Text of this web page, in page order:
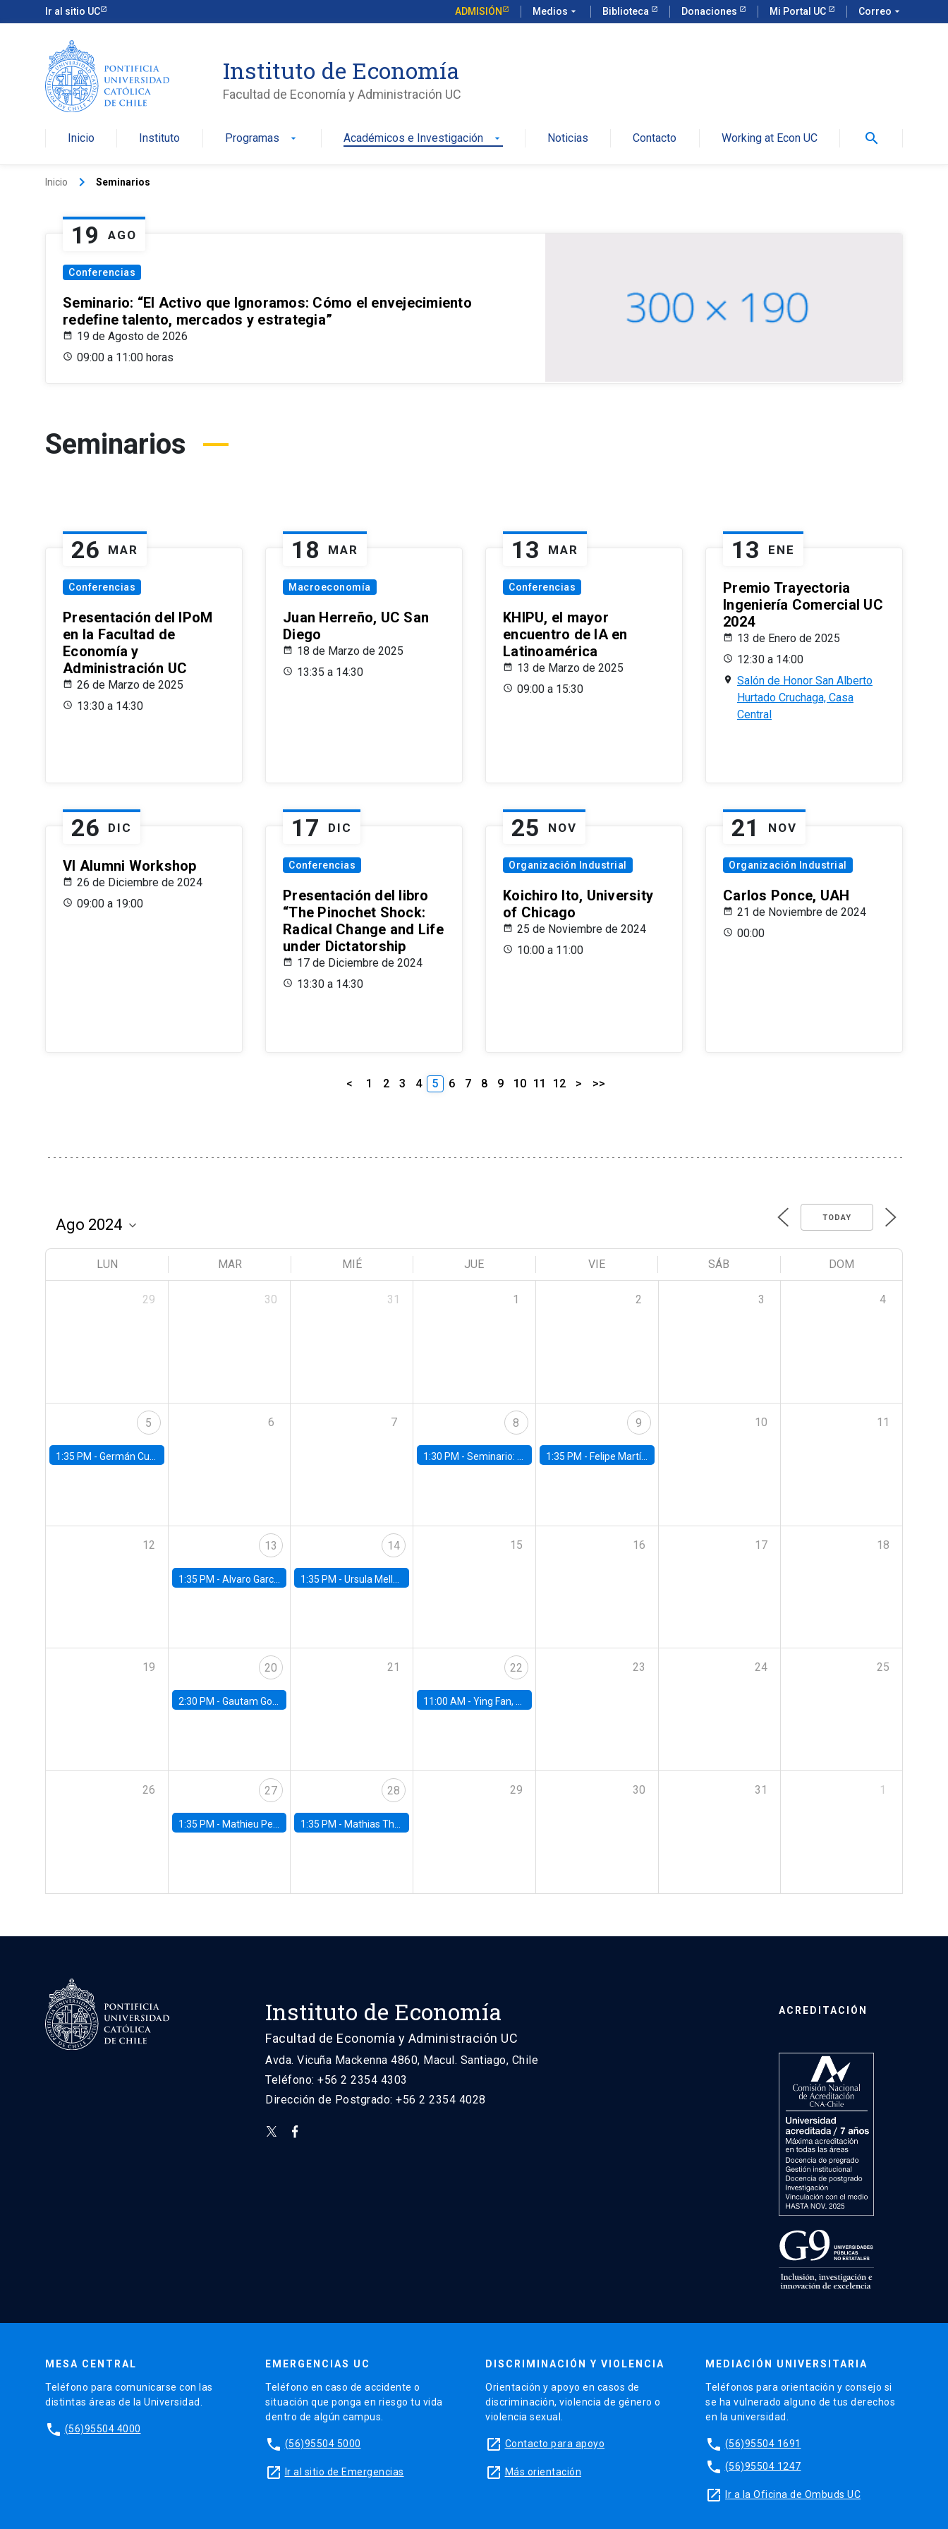
Ir al sitio UC ADMISIÓN Medios arrow_drop_down Biblioteca Donaciones Mi Portal UC Correo arrow_drop_down
Instituto de Economía
Facultad de Economía y Administración UC
Inicio Instituto Programas arrow_drop_down Académicos e Investigación arrow_drop_down Noticias Contacto Working at Econ UC search
Inicio keyboard_arrow_right Seminarios
19 AGO
Conferencias
Seminario: “El Activo que Ignoramos: Cómo el envejecimiento
redefine talento, mercados y estrategia”
19 de Agosto de 2026
09:00 a 11:00 horas
Seminarios
26 MAR
Conferencias
Presentación del IPoM
en la Facultad de
Economía y
Administración UC
26 de Marzo de 2025
13:30 a 14:30
18 MAR
Macroeconomía
Juan Herreño, UC San
Diego
18 de Marzo de 2025
13:35 a 14:30
13 MAR
Conferencias
KHIPU, el mayor
encuentro de IA en
Latinoamérica
13 de Marzo de 2025
09:00 a 15:30
13 ENE
Premio Trayectoria
Ingeniería Comercial UC
2024
13 de Enero de 2025
12:30 a 14:00
Salón de Honor San Alberto
Hurtado Cruchaga, Casa
Central
26 DIC
VI Alumni Workshop
26 de Diciembre de 2024
09:00 a 19:00
17 DIC
Conferencias
Presentación del libro
“The Pinochet Shock:
Radical Change and Life
under Dictatorship
17 de Diciembre de 2024
13:30 a 14:30
25 NOV
Organización Industrial
Koichiro Ito, University
of Chicago
25 de Noviembre de 2024
10:00 a 11:00
21 NOV
Organización Industrial
Carlos Ponce, UAH
21 de Noviembre de 2024
00:00
< 1 2 3 4 5 6 7 8 9 10 11 12 > >>
TODAY
LUN MAR MIÉ JUE VIE SÁB DOM
29 30 31 1 2 3 4
5
1:35 PM - Germán Cubas, University of Houston
6 7 8
1:30 PM -Seminario: “Recuperando la humanidad para progresar en la era de la IA»
9
1:35 PM - Felipe Martínez, alumno Doctorado en Economía UC
10 11
12 13
1:35 PM - Alvaro Garcia-Marin, Universidad de Los Andes
14
1:35 PM -Ursula Mello, Insper - Institute of Education and Research
15 16 17 18
19 20
2:30 PM - Gautam Gowrisankaran, Columbia University
21 22
11:00 AM -Ying Fan, University of Michigan
23 24 25
26 27
1:35 PM - Mathieu Pedemonte, IDB
28
1:35 PM - Mathias Thoenig, University of Lausanne
29 30 31 1
Instituto de Economía
Facultad de Economía y Administración UC
Avda. Vicuña Mackenna 4860, Macul. Santiago, Chile
Teléfono: +56 2 2354 4303
Dirección de Postgrado: +56 2 2354 4028
ACREDITACIÓN
MESA CENTRAL
Teléfono para comunicarse con las
distintas áreas de la Universidad.
phone (56)95504 4000
EMERGENCIAS UC
Teléfono en caso de accidente o
situación que ponga en riesgo tu vida
dentro de algún campus.
phone (56)95504 5000
launch Ir al sitio de Emergencias
DISCRIMINACIÓN Y VIOLENCIA
Orientación y apoyo en casos de
discriminación, violencia de género o
violencia sexual.
launch Contacto para apoyo
launch Más orientación
MEDIACIÓN UNIVERSITARIA
Teléfonos para orientación y consejo si
se ha vulnerado alguno de tus derechos
en la universidad.
phone (56)95504 1691
phone (56)95504 1247
launch Ir a la Oficina de Ombuds UC